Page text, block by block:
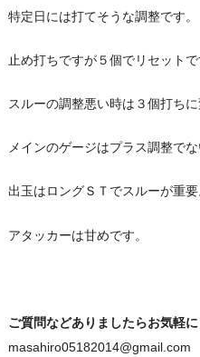
特定日には打てそうな調整です。
止め打ちですが５個でリセット
スルーの調整悪い時は３個打ち
メインのゲージはプラス調整で
出玉はロングＳＴでスルーが重
アタッカーは甘めです。
ご質問などありましたらお気軽
masahiro05182014@gmail.com